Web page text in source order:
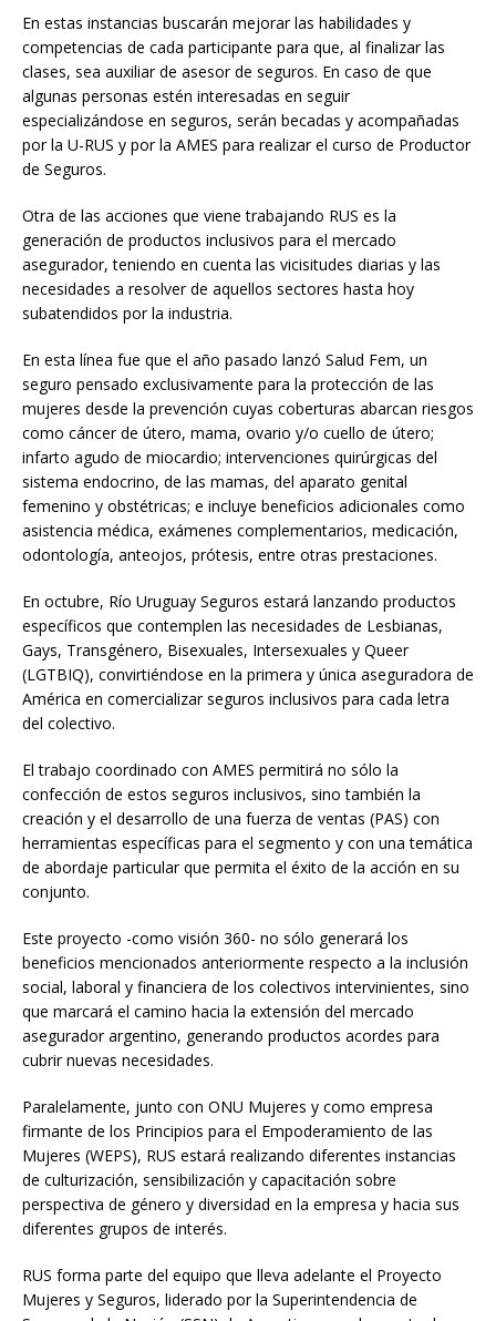
En estas instancias buscarán mejorar las habilidades y
competencias de cada participante para que, al finalizar las
clases, sea auxiliar de asesor de seguros. En caso de que
algunas personas estén interesadas en seguir
especializándose en seguros, serán becadas y acompañadas
por la U-RUS y por la AMES para realizar el curso de Productor
de Seguros.
Otra de las acciones que viene trabajando RUS es la
generación de productos inclusivos para el mercado
asegurador, teniendo en cuenta las vicisitudes diarias y las
necesidades a resolver de aquellos sectores hasta hoy
subatendidos por la industria.
En esta línea fue que el año pasado lanzó Salud Fem, un
seguro pensado exclusivamente para la protección de las
mujeres desde la prevención cuyas coberturas abarcan riesgos
como cáncer de útero, mama, ovario y/o cuello de útero;
infarto agudo de miocardio; intervenciones quirúrgicas del
sistema endocrino, de las mamas, del aparato genital
femenino y obstétricas; e incluye beneficios adicionales como
asistencia médica, exámenes complementarios, medicación,
odontología, anteojos, prótesis, entre otras prestaciones.
En octubre, Río Uruguay Seguros estará lanzando productos
específicos que contemplen las necesidades de Lesbianas,
Gays, Transgénero, Bisexuales, Intersexuales y Queer
(LGTBIQ), convirtiéndose en la primera y única aseguradora de
América en comercializar seguros inclusivos para cada letra
del colectivo.
El trabajo coordinado con AMES permitirá no sólo la
confección de estos seguros inclusivos, sino también la
creación y el desarrollo de una fuerza de ventas (PAS) con
herramientas específicas para el segmento y con una temática
de abordaje particular que permita el éxito de la acción en su
conjunto.
Este proyecto -como visión 360- no sólo generará los
beneficios mencionados anteriormente respecto a la inclusión
social, laboral y financiera de los colectivos intervinientes, sino
que marcará el camino hacia la extensión del mercado
asegurador argentino, generando productos acordes para
cubrir nuevas necesidades.
Paralelamente, junto con ONU Mujeres y como empresa
firmante de los Principios para el Empoderamiento de las
Mujeres (WEPS), RUS estará realizando diferentes instancias
de culturización, sensibilización y capacitación sobre
perspectiva de género y diversidad en la empresa y hacia sus
diferentes grupos de interés.
RUS forma parte del equipo que lleva adelante el Proyecto
Mujeres y Seguros, liderado por la Superintendencia de